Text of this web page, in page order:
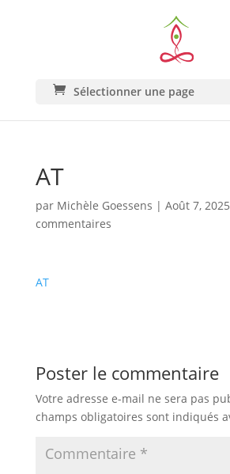
Sélectionner une page
AT
par Michèle Goessens | Août 7, 2025
commentaires
AT
Poster le commentaire
Votre adresse e-mail ne sera pas
champs obligatoires sont indiqués